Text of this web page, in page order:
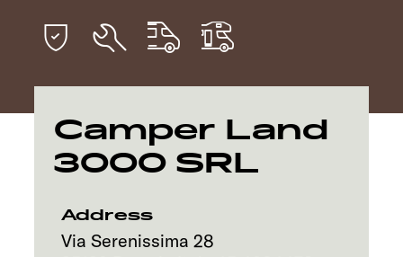
Vehicle Guide
Explore
Camper Land
3000 SRL
Address
Via Serenissima 28